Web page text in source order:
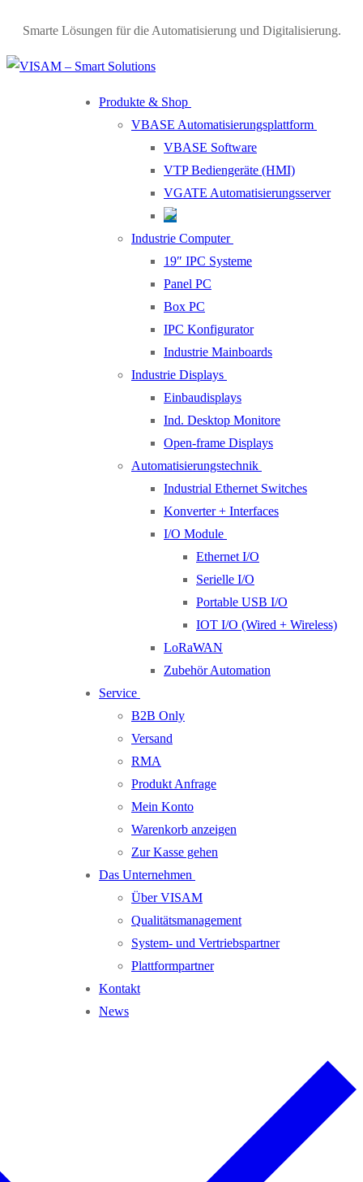
Smarte Lösungen für die Automatisierung und Digitalisierung.
Produkte & Shop
VBASE Automatisierungsplattform
VBASE Software
VTP Bediengeräte (HMI)
VGATE Automatisierungsserver
Industrie Computer
19″ IPC Systeme
Panel PC
Box PC
IPC Konfigurator
Industrie Mainboards
Industrie Displays
Einbaudisplays
Ind. Desktop Monitore
Open-frame Displays
Automatisierungstechnik
Industrial Ethernet Switches
Konverter + Interfaces
I/O Module
Ethernet I/O
Serielle I/O
Portable USB I/O
IOT I/O (Wired + Wireless)
LoRaWAN
Zubehör Automation
Service
B2B Only
Versand
RMA
Produkt Anfrage
Mein Konto
Warenkorb anzeigen
Zur Kasse gehen
Das Unternehmen
Über VISAM
Qualitätsmanagement
System- und Vertriebspartner
Plattformpartner
Kontakt
News